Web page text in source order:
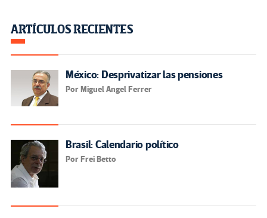
ARTÍCULOS RECIENTES
México: Desprivatizar las pensiones
Por Miguel Angel Ferrer
Brasil: Calendario político
Por Frei Betto